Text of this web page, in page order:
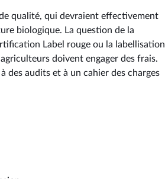
qualité, qui devraient effectivement
biologique. La question de la
Label rouge ou la labellisation
doivent engager des frais.
des audits et à un cahier des charges